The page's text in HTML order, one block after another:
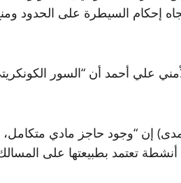
إحكام السيطرة على الحدود
علي أحمد أن “السور
إن “وجود حاجز مادي
تعتمد بطبيعتها على